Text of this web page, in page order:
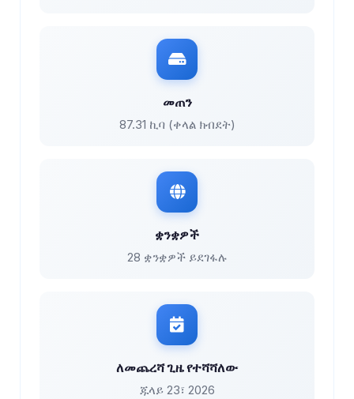
መጠን
87.31 ኪባ (ቀላል ክብደት)
ቋንቋዎች
28 ቋንቋዎች ይደገፋሉ
ለመጨረሻ ጊዜ የተሻሻለው
ጁላይ 23፣ 2026